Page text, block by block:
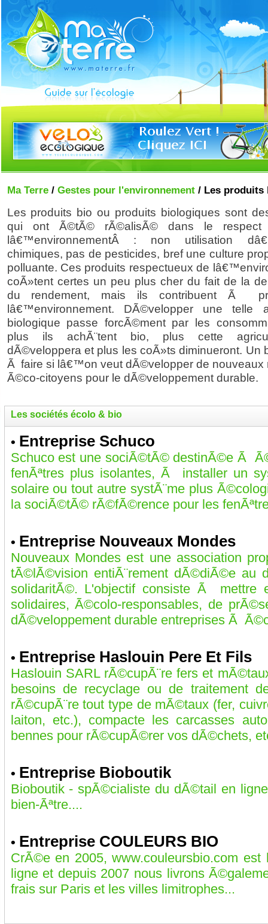
Ma Terre/ Gestes pour l'environnement / Les
Les produits bio ou produits biologiques sont
qui ont Ã©tÃ© rÃ©alisÃ© dans le
lâ€™environnementÂ : non utilisation
chimiques, pas de pesticides, bref une culture
polluante. Ces produits respectueux de
coÃ»tent certes un peu plus cher du fait de la
du rendement, mais ils contribuent Ã
lâ€™environnement. DÃ©velopper une telle
biologique passe forcÃ©ment par les
plus ils achÃ¨tent bio, plus cette
dÃ©veloppera et plus les coÃ»ts diminueront. Un
Ã faire si lâ€™on veut dÃ©velopper de nouveaux
Ã©co-citoyens pour le dÃ©veloppement durable.
Les sociétés écolo & bio
• Entreprise Schuco
Schuco est une sociÃ©tÃ© destinÃ©e Ã
fenÃªtres plus isolantes, Ã installer un
solaire ou tout autre systÃ¨me plus
la sociÃ©tÃ© rÃ©fÃ©rence pour les
• Entreprise Nouveaux Mondes
Nouveaux Mondes est une association
tÃ©lÃ©vision entiÃ¨rement dÃ©diÃ©e
solidaritÃ©. L'objectif consiste Ã mettre
solidaires, Ã©colo-responsables, de
dÃ©veloppement durable entreprises Ã
• Entreprise Haslouin Pere Et Fils
Haslouin SARL rÃ©cupÃ¨re fers et
besoins de recyclage ou de traitement
rÃ©cupÃ¨re tout type de mÃ©taux (fer,
laiton, etc.), compacte les carcasses
bennes pour rÃ©cupÃ©rer vos dÃ©chets,
• Entreprise Bioboutik
Bioboutik - spÃ©cialiste du dÃ©tail en
bien-Ãªtre....
• Entreprise COULEURS BIO
CrÃ©e en 2005, www.couleursbio.com
ligne et depuis 2007 nous livrons
frais sur Paris et les villes limitrophes...